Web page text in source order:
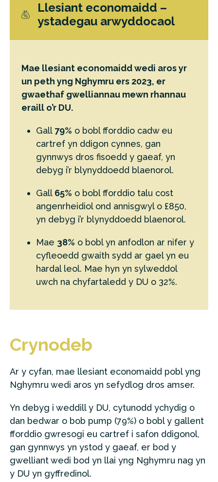
Llesiant economaidd –
ystadegau arwyddocaol
Mae llesiant economaidd wedi aros yr
un peth yng Nghymru ers 2023, er
gwaethaf gwelliannau mewn rhannau
eraill o’r DU.
Gall 79% o bobl fforddio cadw eu
cartref yn ddigon cynnes, gan
gynnwys dros fisoedd y gaeaf, yn
debyg i’r blynyddoedd blaenorol.
Gall 65% o bobl fforddio talu cost
angenrheidiol ond annisgwyl o £850,
yn debyg i’r blynyddoedd blaenorol.
Mae 38% o bobl yn anfodlon ar nifer y
cyfleoedd gwaith sydd ar gael yn eu
hardal leol. Mae hyn yn sylweddol
uwch na chyfartaledd y DU o 32%.
Crynodeb
Ar y cyfan, mae llesiant economaidd pobl yng
Nghymru wedi aros yn sefydlog dros amser.
Yn debyg i weddill y DU, cytunodd ychydig o
dan bedwar o bob pump (79%) o bobl y gallent
fforddio gwresogi eu cartref i safon ddigonol,
gan gynnwys yn ystod y gaeaf, er bod y
gwelliant wedi bod yn llai yng Nghymru nag yn
y DU yn gyffredinol.